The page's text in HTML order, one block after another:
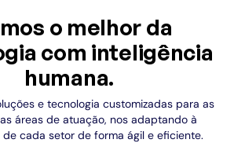
o melhor da
com inteligência
humana.
e tecnologia customizadas para as
áreas de atuação, nos adaptando à
cada setor de forma ágil e eficiente.